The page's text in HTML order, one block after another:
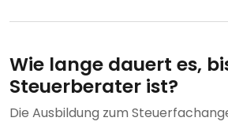
Wie lange dauert es,
Steuerberater ist?
Die Ausbildung zum